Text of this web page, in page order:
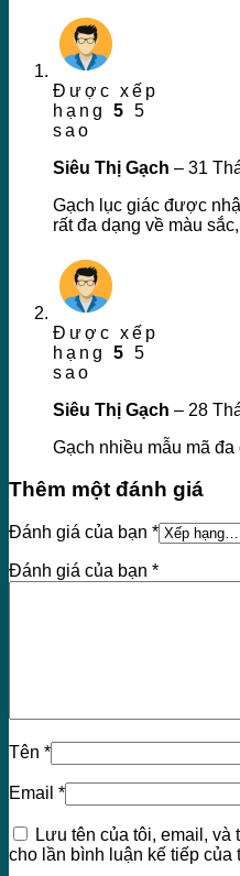
Được xếp
hạng 5 5
sao
Siêu Thị Gạch – 31
Gạch lục giác được
rất đa dạng về màu
Được xếp
hạng 5 5
sao
Siêu Thị Gạch – 28
Gạch nhiều mẫu mã
Thêm một đánh giá
Đánh giá của bạn *
Đánh giá của bạn *
Tên *
Email *
Lưu tên của tôi, email, và
cho lần bình luận kế tiếp của